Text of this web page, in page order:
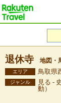
退休寺 地図・
エリア 鳥取県
ジャンル
見る -
動）